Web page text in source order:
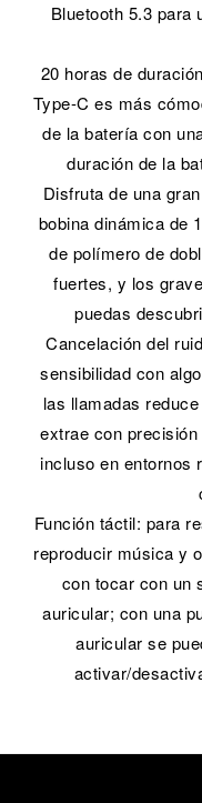
Bluetooth 5.3 para
20 horas de
Type-C es más
de la batería con
duración de la
Disfruta de una
bobina dinámica de
de polímero de
fuertes, y los
puedas
Cancelación del
sensibilidad con
las llamadas
extrae con
incluso en entornos
Función táctil: para
reproducir música y
con tocar con un
auricular; con una
auricular se
activar/